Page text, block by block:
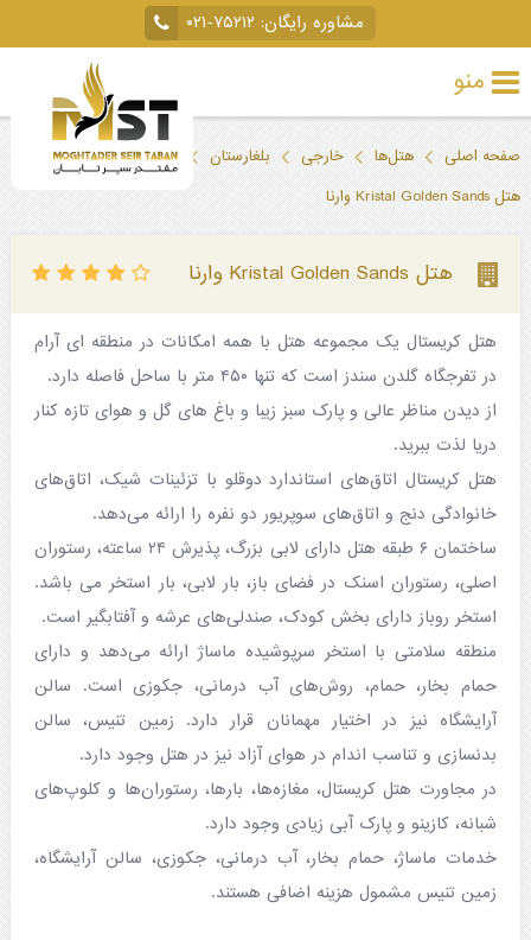
مشاوره رایگان: ۰۲۱-۷۵۲۱۲
منو
داخلی
لحظه
آخری
جاذبه‌های
گردشگری
صفحه اصلی هتل‌ها خارجی بلغارستان
وارنا
هتل Kristal Golden Sands وارنا
هتل Kristal Golden Sands وارنا
هتل کریستال یک مجموعه هتل با همه امکانات در منطقه ای آرام
در تفرجگاه گلدن سندز است که تنها ۴۵۰ متر با ساحل فاصله دارد.
از دیدن مناظر عالی و پارک سبز زیبا و باغ های گل و هوای تازه کنار
دریا لذت ببرید.
هتل کریستال اتاق‌های استاندارد دوقلو با تزئینات شیک، اتاق‌های
خانوادگی دنج و اتاق‌های سوپریور دو نفره را ارائه می‌دهد.
ساختمان ۶ طبقه هتل دارای لابی بزرگ، پذیرش ۲۴ ساعته، رستوران
اصلی، رستوران اسنک در فضای باز، بار لابی، بار استخر می باشد.
استخر روباز دارای بخش کودک، صندلی‌های عرشه و آفتابگیر است.
منطقه سلامتی با استخر سرپوشیده ماساژ ارائه می‌دهد و دارای
حمام بخار، حمام، روش‌های آب درمانی، جکوزی است. سالن
آرایشگاه نیز در اختیار مهمانان قرار دارد. زمین تنیس، سالن
بدنسازی و تناسب اندام در هوای آزاد نیز در هتل وجود دارد.
در مجاورت هتل کریستال، مغازه‌ها، بارها، رستوران‌ها و کلوپ‌های
شبانه، کازینو و پارک آبی زیادی وجود دارد.
خدمات ماساژ، حمام بخار، آب درمانی، جکوزی، سالن آرایشگاه،
زمین تنیس مشمول هزینه اضافی هستند.